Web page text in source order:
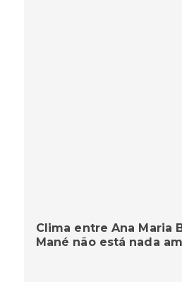
Clima entre Ana Maria
Mané não está nada